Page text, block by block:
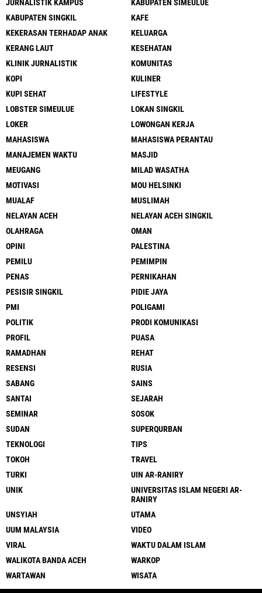
JURNALISTIK KAMPUS
KABUPATEN SIMEULUE
KABUPATEN SINGKIL
KAFE
KEKERASAN TERHADAP ANAK
KELUARGA
KERANG LAUT
KESEHATAN
KLINIK JURNALISTIK
KOMUNITAS
KOPI
KULINER
KUPI SEHAT
LIFESTYLE
LOBSTER SIMEULUE
LOKAN SINGKIL
LOKER
LOWONGAN KERJA
MAHASISWA
MAHASISWA PERANTAU
MANAJEMEN WAKTU
MASJID
MEUGANG
MILAD WASATHA
MOTIVASI
MOU HELSINKI
MUALAF
MUSLIMAH
NELAYAN ACEH
NELAYAN ACEH SINGKIL
OLAHRAGA
OMAN
OPINI
PALESTINA
PEMILU
PEMIMPIN
PENAS
PERNIKAHAN
PESISIR SINGKIL
PIDIE JAYA
PMI
POLIGAMI
POLITIK
PRODI KOMUNIKASI
PROFIL
PUASA
RAMADHAN
REHAT
RESENSI
RUSIA
SABANG
SAINS
SANTAI
SEJARAH
SEMINAR
SOSOK
SUDAN
SUPERQURBAN
TEKNOLOGI
TIPS
TOKOH
TRAVEL
TURKI
UIN AR-RANIRY
UNIK
UNIVERSITAS ISLAM NEGERI AR-
RANIRY
UNSYIAH
UTAMA
UUM MALAYSIA
VIDEO
VIRAL
WAKTU DALAM ISLAM
WALIKOTA BANDA ACEH
WARKOP
WARTAWAN
WISATA